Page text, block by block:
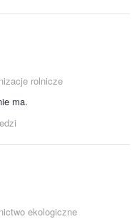
rolnicze
ma.
ekologiczne